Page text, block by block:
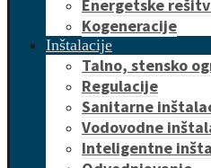
Energetske
Kogeneracije
Inštalacije
Talno, stensko
Regulacije
Sanitarne
Vodovodne
Inteligentne